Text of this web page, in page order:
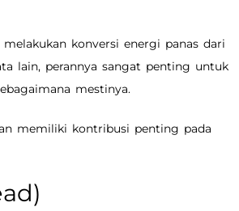
konversi energi panas dari
lain, perannya sangat penting untuk
mestinya.
memiliki kontribusi penting pada